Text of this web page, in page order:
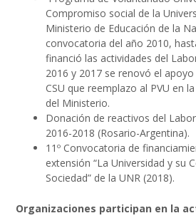
Compromiso social de la
Ministerio de Educación de la
convocatoria del año 2010,
financió las actividades del
2016 y 2017 se renovó el
CSU que reemplazo al PVU en
del Ministerio.
Donación de reactivos del
2016-2018 (Rosario-Argentina).
11º Convocatoria de
extensión “La Universidad y su
Sociedad” de la UNR (2018).
Organizaciones participan en la